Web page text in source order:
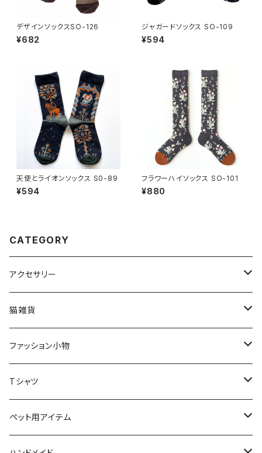
デザインソックスSO-126
¥682
ジャガードソックス SO-109
¥594
天使とライオンソックス S0-89
¥594
フラワーハイソックス SO-101
¥880
CATEGORY
アクセサリー
猫アクセサリー
ネックレス
ブローチ
ブローチ
ネックレス
リング
猫雑貨
インテリア
オブジェ
小物入れ
スマホケース
文房具
ファッション小物
スカーフ
ソックス
Tシャツ
猫ちゃん用アイテム
首輪
ペット用アイテム